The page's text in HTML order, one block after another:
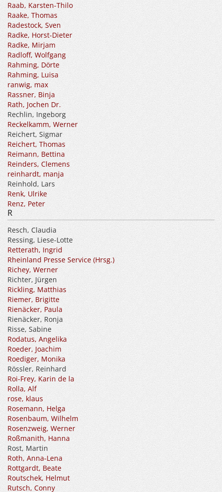
Raab, Karsten-Thilo
Raake, Thomas
Radestock, Sven
Radke, Horst-Dieter
Radke, Mirjam
Radloff, Wolfgang
Rahming, Dörte
Rahming, Luisa
ranwig, max
Rassner, Binja
Rath, Jochen Dr.
Rechlin, Ingeborg
Reckelkamm, Werner
Reichert, Sigmar
Reichert, Thomas
Reimann, Bettina
Reinders, Clemens
reinhardt, manja
Reinhold, Lars
Renk, Ulrike
Renz, Peter
R
Resch, Claudia
Ressing, Liese-Lotte
Retterath, Ingrid
Rheinland Presse Service (Hrsg.)
Richey, Werner
Richter, Jürgen
Rickling, Matthias
Riemer, Brigitte
Rienäcker, Paula
Rienäcker, Ronja
Risse, Sabine
Rodatus, Angelika
Roeder, Joachim
Roediger, Monika
Rössler, Reinhard
Roi-Frey, Karin de la
Rolla, Alf
rose, klaus
Rosemann, Helga
Rosenbaum, Wilhelm
Rosenzweig, Werner
Roßmanith, Hanna
Rost, Martin
Roth, Anna-Lena
Rottgardt, Beate
Routschek, Helmut
Rutsch, Conny